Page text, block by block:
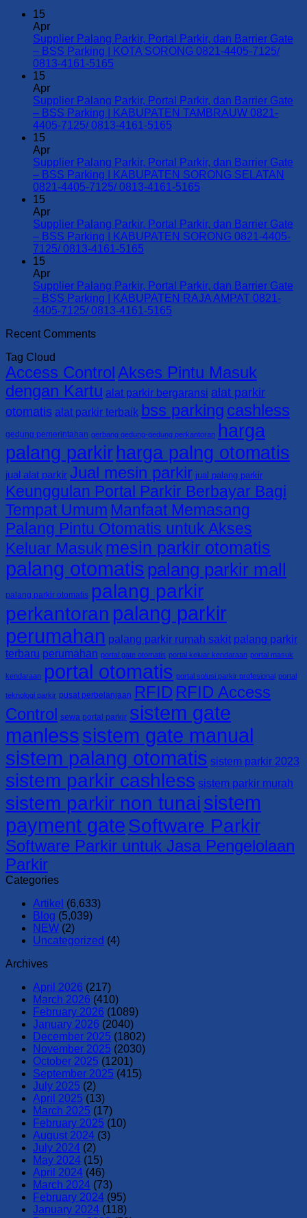
15
Apr
Supplier Palang Parkir, Portal Parkir, dan Barrier Gate
– BSS Parking | KOTA SORONG 0821-4405-7125/
0813-4161-5165
Supplier
Palang
Parkir,
dan
Barrier
Gate
Parking
|
KOTA
4405-
7125/
0813-
15
Apr
Supplier Palang Parkir, Portal Parkir, dan Barrier Gate
– BSS Parking | KABUPATEN TAMBRAUW 0821-
4405-7125/ 0813-4161-5165
Supplier
Palang
Parkir,
dan
Barrier
Parking
|
KABUPATEN
0813-
4161-
5165
15
Apr
Supplier Palang Parkir, Portal Parkir, dan Barrier Gate
– BSS Parking | KABUPATEN SORONG SELATAN
0821-4405-7125/ 0813-4161-5165
Supplier
Palang
dan
Barrier
KABUPATEN
SORONG
SELATAN
0821-
4405-
7125/
4161-
5165
15
Apr
Supplier Palang Parkir, Portal Parkir, dan Barrier Gate
– BSS Parking | KABUPATEN SORONG 0821-4405-
7125/ 0813-4161-5165
Supplier
Palang
Parkir,
Gate
–
BSS
Parking
|
KABUPATEN
SORONG
0821-
4405-
7125/
0813-
4161-
5165
15
Apr
Supplier Palang Parkir, Portal Parkir, dan Barrier Gate
– BSS Parking | KABUPATEN RAJA AMPAT 0821-
4405-7125/ 0813-4161-5165
Parkir,
Portal
Parkir,
dan
Barrier
Gate
BSS
Parking
|
KABUPATEN
RAJA
AMPAT
0821-
4405-
7125/
0813-
4161-
5165
Recent Comments
Tag Cloud
Access ControlAkses Pintu Masuk
dengan Kartu alat parkir bergaransi alat parkir
otomatis alat parkir terbaik bss parking cashless
gedung pemerintahan gerbang gedung-gedung perkantoran harga
palang parkirharga palng otomatis
jual alat parkir Jual mesin parkir jual palang parkir
Keunggulan Portal Parkir Berbayar Bagi
Tempat Umum Manfaat Memasang
Palang Pintu Otomatis untuk Akses
Keluar Masuk mesin parkir otomatis
palang otomatis palang parkir mall
palang parkir otomatis palang parkir
perkantoran palang parkir
perumahan palang parkir rumah sakit palang parkir
terbaru perumahan portal gate otomatis portal keluar kendaraan portal masuk
kendaraan portal otomatis portal solusi parkir profesional portal
teknologi parkir pusat perbelanjaan RFID RFID Access
Control sewa portal parkir sistem gate
manlesssistem gate manual
sistem palang otomatis sistem parkir 2023
sistem parkir cashless sistem parkir murah
sistem parkir non tunaisistem
payment gateSoftware Parkir
Software Parkir untuk Jasa Pengelolaan
Parkir
Categories
Artikel (6,633)
Blog (5,039)
NEW (2)
Uncategorized (4)
Archives
April 2026 (217)
March 2026 (410)
February 2026 (1089)
January 2026 (2040)
December 2025 (1802)
November 2025 (2030)
October 2025 (1201)
September 2025 (415)
July 2025 (2)
April 2025 (13)
March 2025 (17)
February 2025 (10)
August 2024 (3)
July 2024 (2)
May 2024 (15)
April 2024 (46)
March 2024 (73)
February 2024 (95)
January 2024 (118)